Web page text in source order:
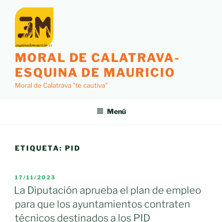
contenido
MORAL DE CALATRAVA-
ESQUINA DE MAURICIO
Moral de Calatrava "te cautiva"
Menú
ETIQUETA: PID
PUBLICADO
EL
17/11/2023
La Diputación aprueba el plan de empleo
para que los ayuntamientos contraten
técnicos destinados a los PID